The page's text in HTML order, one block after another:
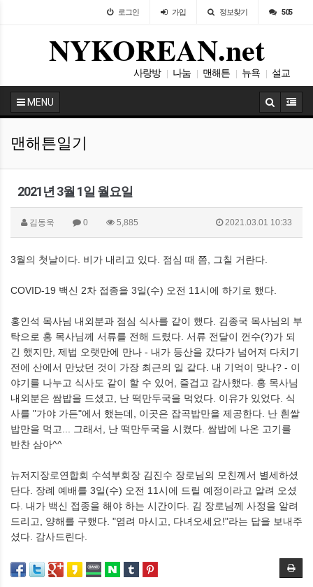
로그인 가입 정보찾기 505
NYKOREAN.net
사랑방 나눔 맨해튼 뉴욕 설교
이민
MENU
맨해튼일기
2021년 3월 1일 월요일
김동욱 0 5,885 2021.03.01 10:33
3월의 첫날이다. 비가 내리고 있다. 점심 때 쯤, 그칠 거란다.
COVID-19 백신 2차 접종을 3일(수) 오전 11시에 하기로 했다.
홍인석 목사님 내외분과 점심 식사를 같이 했다. 김종국 목사님의 부
탁으로 홍 목사님께 서류를 전해 드렸다. 서류 전달이 껀수(?)가 되
긴 했지만, 제법 오랫만에 만나 - 내가 등산을 갔다가 넘어져 다치기
전에 산에서 만났던 것이 가장 최근의 일 같다. 내 기억이 맞나? - 이
야기를 나누고 식사도 같이 할 수 있어, 즐겁고 감사했다. 홍 목사님
내외분은 쌈밥을 드셨고, 난 떡만두국을 먹었다. 이유가 있었다. 식
사를 "가야 가든"에서 했는데, 이곳은 잡곡밥만을 제공한다. 난 흰쌀
밥만을 먹고... 그래서, 난 떡만두국을 시켰다. 쌈밥에 나온 고기를
반찬 삼아^^
뉴저지장로연합회 수석부회장 김진수 장로님의 모친께서 별세하셨
단다. 장례 예배를 3일(수) 오전 11시에 드릴 예정이라고 알려 오셨
다. 내가 백신 접종을 해야 하는 시간이다. 김 장로님께 사정을 알려
드리고, 양해를 구했다. "염려 마시고, 다녀오세요!"라는 답을 보내주
셨다. 감사드린다.